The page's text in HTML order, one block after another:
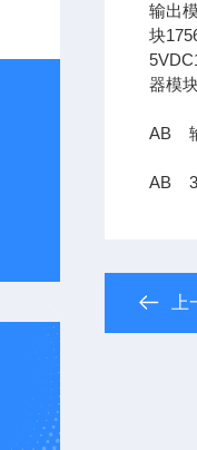
输出
块
器模
AB
AB 3